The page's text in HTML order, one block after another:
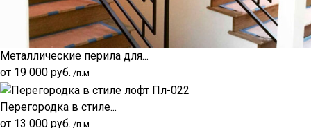
Металлические перила для...
от 19 000 руб. /п.м
Перегородка в стиле...
от 13 000 руб. /п.м